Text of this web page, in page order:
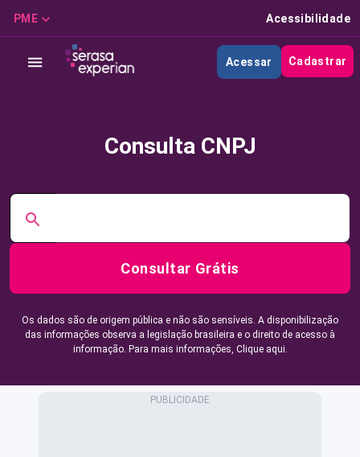
PME Acessibilidade
Acessar Cadastrar
Consulta CNPJ
Consultar Grátis
Os dados são de origem pública e não são sensíveis. A disponibilização
das informações observa a legislação brasileira e o direito de acesso à
informação. Para mais informações, Clique aqui.